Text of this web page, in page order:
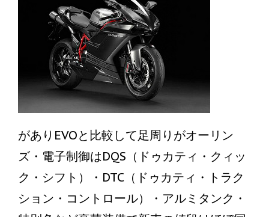
がありEVOと比較して足周りがオーリン
ズ・電子制御はDQS（ドゥカティ・クィッ
ク・シフト）・DTC（ドゥカティ・トラク
ション・コントロール）・アルミタンク・